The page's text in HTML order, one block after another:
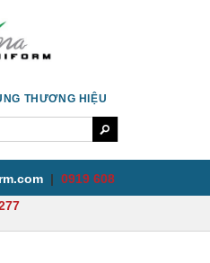
THƯƠNG HIỆU
| 0919 608